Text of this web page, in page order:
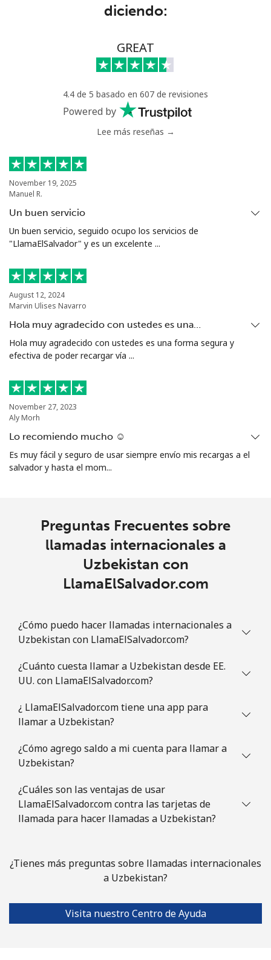
⁦$10⁩
⁦$10⁩
⁦$10⁩
Us Virgin Islands
All country ⁦23.9c⁩
Línea fija ⁦23.5c⁩
Celular ⁦23.9c⁩
Tashkent ⁦22.5c⁩
44 min por
diciendo:
GREAT
4.4 de 5 basado en 607 de revisiones
Powered by
Lee más reseñas →
November 19, 2025
Manuel R.
Un buen servicio
Un buen servicio, seguido ocupo los servicios de
"LlamaElSalvador" y es un excelente ...
August 12, 2024
Marvin Ulises Navarro
Hola muy agradecido con ustedes es una…
Hola muy agradecido con ustedes es una forma segura y
efectiva de poder recargar vía ...
November 27, 2023
Aly Morh
Lo recomiendo mucho ☺️
Es muy fácil y seguro de usar siempre envío mis recargas a el
salvador y hasta el mom...
Preguntas Frecuentes sobre
llamadas internacionales a
Uzbekistan con
LlamaElSalvador.com
¿Cómo puedo hacer llamadas internacionales a
Uzbekistan con LlamaElSalvador.com?
¿Cuánto cuesta llamar a Uzbekistan desde EE.
UU. con LlamaElSalvador.com?
¿ LlamaElSalvador.com tiene una app para
llamar a Uzbekistan?
¿Cómo agrego saldo a mi cuenta para llamar a
Uzbekistan?
¿Cuáles son las ventajas de usar
LlamaElSalvador.com contra las tarjetas de
llamada para hacer llamadas a Uzbekistan?
¿Tienes más preguntas sobre llamadas internacionales
a Uzbekistan?
Visita nuestro Centro de Ayuda